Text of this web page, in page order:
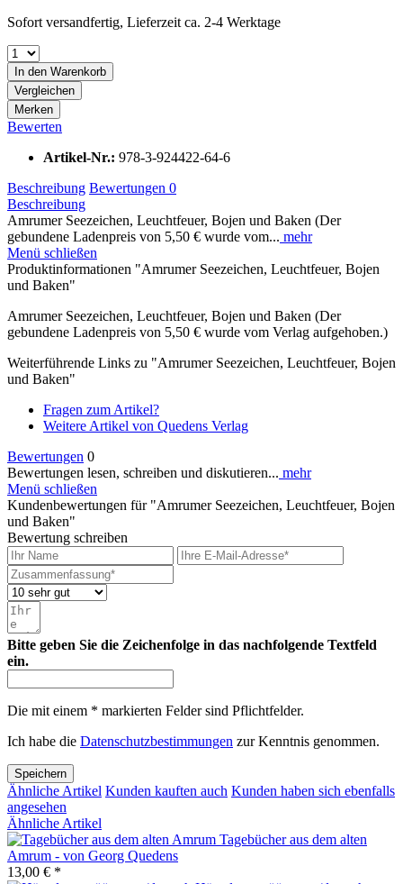
Sofort versandfertig, Lieferzeit ca. 2-4 Werktage
In den Warenkorb
Vergleichen
Merken
Bewerten
Artikel-Nr.: 978-3-924422-64-6
Beschreibung Bewertungen 0
Beschreibung
Amrumer Seezeichen, Leuchtfeuer, Bojen und Baken (Der
gebundene Ladenpreis von 5,50 € wurde vom... mehr
Menü schließen
Produktinformationen "Amrumer Seezeichen, Leuchtfeuer, Bojen
und Baken"
Amrumer Seezeichen, Leuchtfeuer, Bojen und Baken (Der
gebundene Ladenpreis von 5,50 € wurde vom Verlag aufgehoben.)
Weiterführende Links zu "Amrumer Seezeichen, Leuchtfeuer, Bojen
und Baken"
Fragen zum Artikel?
Weitere Artikel von Quedens Verlag
Bewertungen 0
Bewertungen lesen, schreiben und diskutieren... mehr
Menü schließen
Kundenbewertungen für "Amrumer Seezeichen, Leuchtfeuer, Bojen
und Baken"
Bewertung schreiben
Bitte geben Sie die Zeichenfolge in das nachfolgende Textfeld
ein.
Die mit einem * markierten Felder sind Pflichtfelder.
Ich habe die Datenschutzbestimmungen zur Kenntnis genommen.
Speichern
Ähnliche Artikel Kunden kauften auch Kunden haben sich ebenfalls
angesehen
Ähnliche Artikel
Tagebücher aus dem alten
Amrum - von Georg Quedens
13,00 € *